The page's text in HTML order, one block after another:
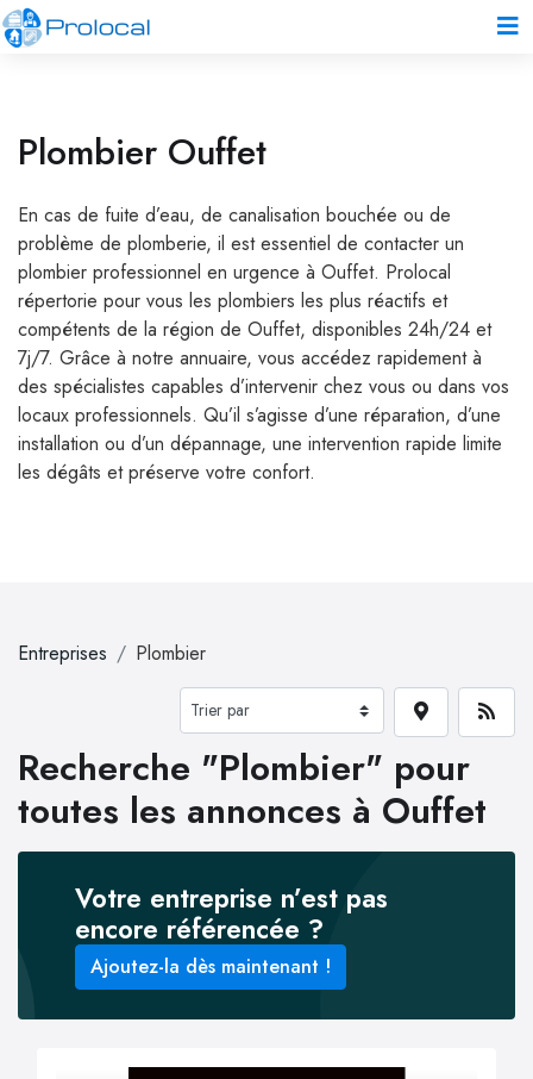
Plombier Ouffet
En cas de fuite d’eau, de canalisation bouchée ou de
problème de plomberie, il est essentiel de contacter un
plombier professionnel en urgence à Ouffet. Prolocal
répertorie pour vous les plombiers les plus réactifs et
compétents de la région de Ouffet, disponibles 24h/24 et
7j/7. Grâce à notre annuaire, vous accédez rapidement à
des spécialistes capables d’intervenir chez vous ou dans vos
locaux professionnels. Qu’il s’agisse d’une réparation, d’une
installation ou d’un dépannage, une intervention rapide limite
les dégâts et préserve votre confort.
Entreprises Plombier
Recherche "Plombier" pour
toutes les annonces à Ouffet
Votre entreprise n’est pas
encore référencée ?
Ajoutez-la dès maintenant !